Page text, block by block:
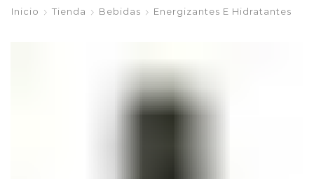
Inicio Tienda Bebidas Energizantes E Hidratantes